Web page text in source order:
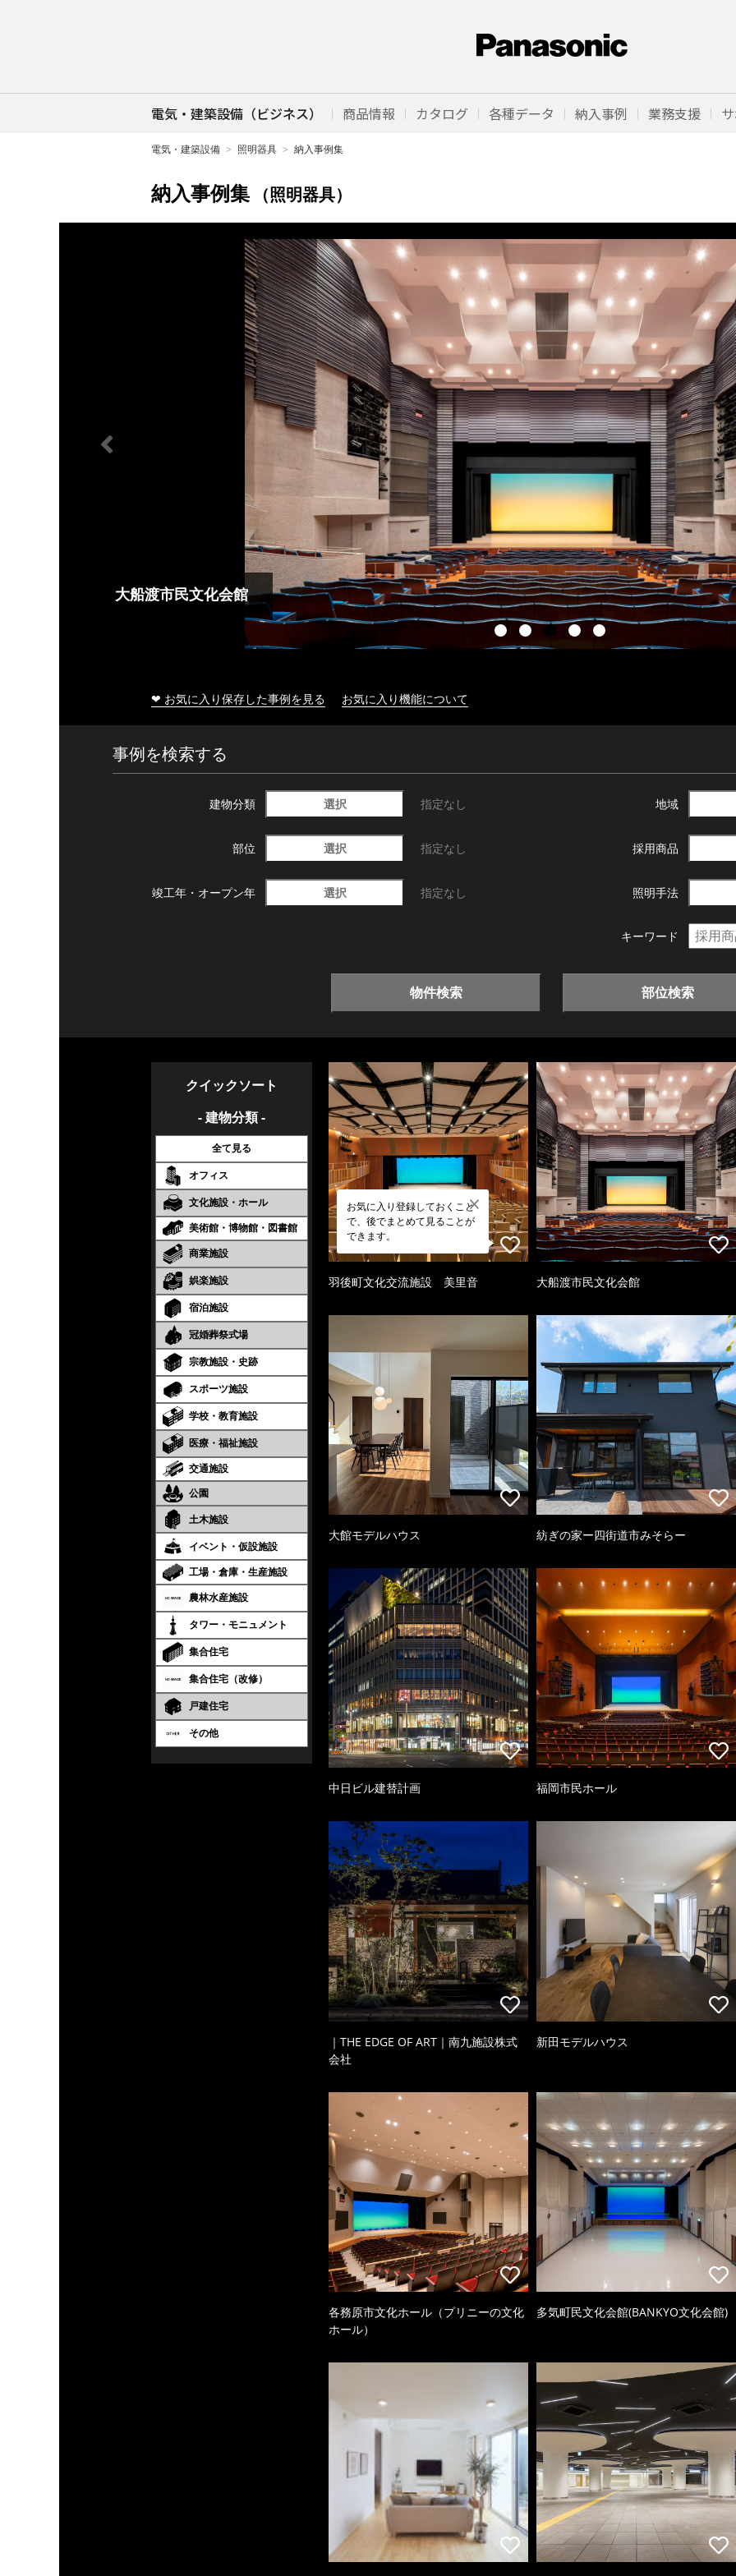
電気・建築設備（ビジネス） 商品情報 カタログ 各種データ 納入事例 業務支援
電気・建築設備 照明器具 納入事例集
納入事例集 （照明器具）
大船渡市民文化会館
❤ お気に入り保存した事例を見る お気に入り機能について
事例を検索する
建物分類 選択 指定なし 地域
部位 選択 指定なし 採用商品
竣工年・ オープン年 選択 指定なし 照明手法
キーワード
物件検索 部位検索
クイックソート
- 建物分類 -
全て見る
オフィス
文化施設・ホール
美術館・博物館・図書館
商業施設
娯楽施設
宿泊施設
冠婚葬祭式場
宗教施設・史跡
スポーツ施設
学校・教育施設
医療・福祉施設
交通施設
公園
土木施設
イベント・仮設施設
工場・倉庫・生産施設
農林水産施設
タワー・モニュメント
集合住宅
集合住宅（改修）
戸建住宅
その他
お気に入り登録しておくこと
で、後でまとめて見ることが
できます。
羽後町文化交流施設 美里音 大船渡市民文化会館
大館モデルハウス 紡ぎの家ー四街道市みそらー
中日ビル建替計画 福岡市民ホール
｜THE EDGE OF ART｜南九施設株式
会社
新田モデルハウス
各務原市文化ホール（プリニーの文化
ホール）
多気町民文化会館(BANKYO文化会館)